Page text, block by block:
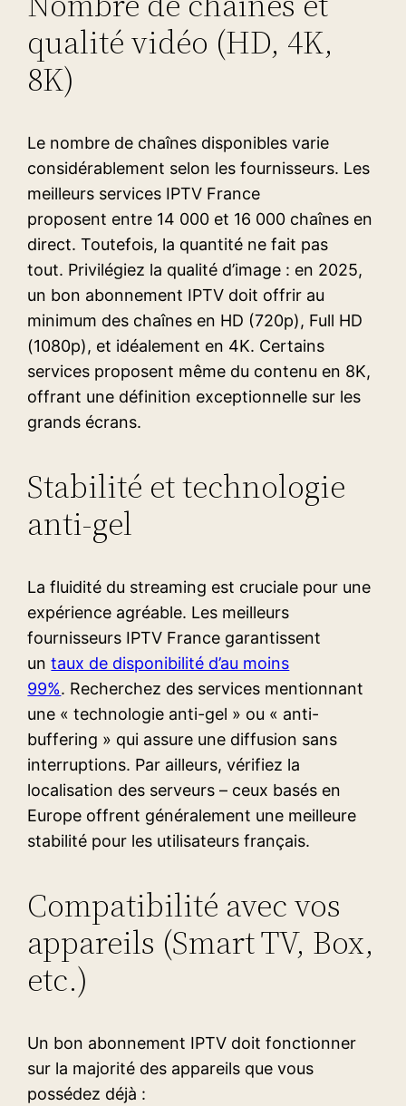
qualité vidéo (HD, 4K,
8K)
Le nombre de chaînes disponibles varie
considérablement selon les fournisseurs. Les
meilleurs services IPTV France
proposent entre 14 000 et 16 000 chaînes en
direct. Toutefois, la quantité ne fait pas
tout. Privilégiez la qualité d’image : en 2025,
un bon abonnement IPTV doit offrir au
minimum des chaînes en HD (720p), Full HD
(1080p), et idéalement en 4K. Certains
services proposent même du contenu en 8K,
offrant une définition exceptionnelle sur les
grands écrans.
Stabilité et technologie
anti-gel
La fluidité du streaming est cruciale pour une
expérience agréable. Les meilleurs
fournisseurs IPTV France garantissent
untaux de disponibilité d’au moins
99%. Recherchez des services mentionnant
une « technologie anti-gel » ou « anti-
buffering » qui assure une diffusion sans
interruptions. Par ailleurs, vérifiez la
localisation des serveurs – ceux basés en
Europe offrent généralement une meilleure
stabilité pour les utilisateurs français.
Compatibilité avec vos
appareils (Smart TV, Box,
etc.)
Un bon abonnement IPTV doit fonctionner
sur la majorité des appareils que vous
possédez déjà :